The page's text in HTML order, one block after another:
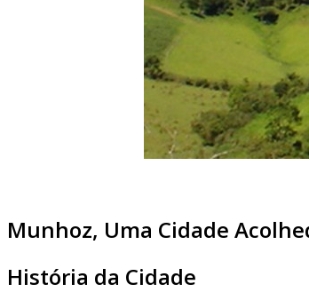
Munhoz, Uma Cidade
História da Cidade